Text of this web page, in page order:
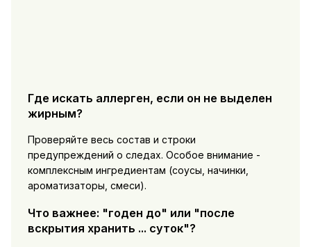
Где искать аллерген, если он не выделен
жирным?
Проверяйте весь состав и строки
предупреждений о следах. Особое внимание -
комплексным ингредиентам (соусы, начинки,
ароматизаторы, смеси).
Что важнее: "годен до" или "после
вскрытия хранить ... суток"?